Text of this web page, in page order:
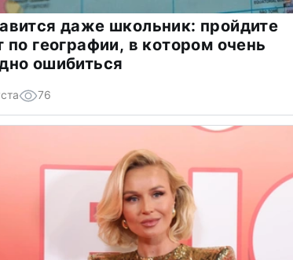
даже школьник: пройдите
по географии, в котором очень
ошибиться
76